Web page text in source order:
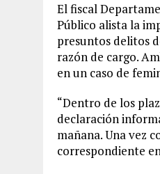
El fiscal
Público alista la
presuntos delitos
razón de cargo.
en un caso de
“Dentro de los
declaración
mañana. Una vez
correspondiente